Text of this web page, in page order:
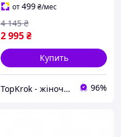
от499₴/мес
2 995₴
4 145 ₴
Купить
TopKrok - жіноче та чоловіче взуття, жіночі сумки та верхній одяг 96%